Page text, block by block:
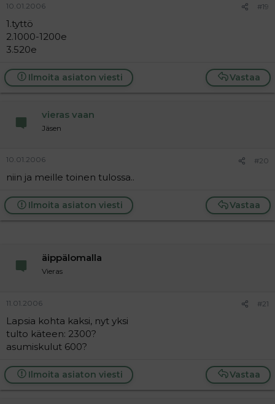
10.01.2006 #19
1.tyttö
2.1000-1200e
3.520e
Vastaa
Ilmoita asiaton viesti
vieras vaan
Jäsen
10.01.2006 #20
niin ja meille toinen tulossa..
Vastaa
Ilmoita asiaton viesti
äippälomalla
Vieras
11.01.2006 #21
Lapsia kohta kaksi, nyt yksi
tulto käteen: 2300?
asumiskulut 600?
Vastaa
Ilmoita asiaton viesti